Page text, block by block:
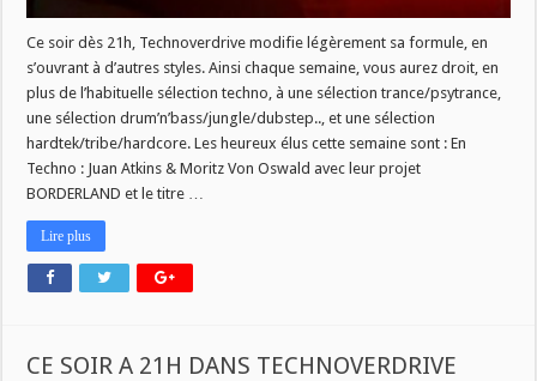
Ce soir dès 21h, Technoverdrive modifie légèrement sa formule, en
s’ouvrant à d’autres styles. Ainsi chaque semaine, vous aurez droit, en
plus de l’habituelle sélection techno, à une sélection trance/psytrance,
une sélection drum’n’bass/jungle/dubstep.., et une sélection
hardtek/tribe/hardcore. Les heureux élus cette semaine sont : En
Techno : Juan Atkins & Moritz Von Oswald avec leur projet
BORDERLAND et le titre …
Lire plus
CE SOIR A 21H DANS TECHNOVERDRIVE